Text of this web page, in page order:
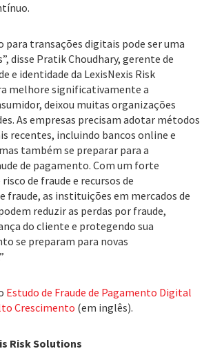
para transações digitais pode ser uma
disse Pratik Choudhary, gerente de
e identidade da LexisNexis Risk
melhore significativamente a
deixou muitas organizações
As empresas precisam adotar métodos
recentes, incluindo bancos online e
também se preparar para a
de pagamento. Com um forte
de fraude e recursos de
as instituições em mercados de
reduzir as perdas por fraude,
do cliente e protegendo sua
se preparam para novas
Estudo de Fraude de Pagamento Digital
Crescimento (em inglês).
Risk Solutions